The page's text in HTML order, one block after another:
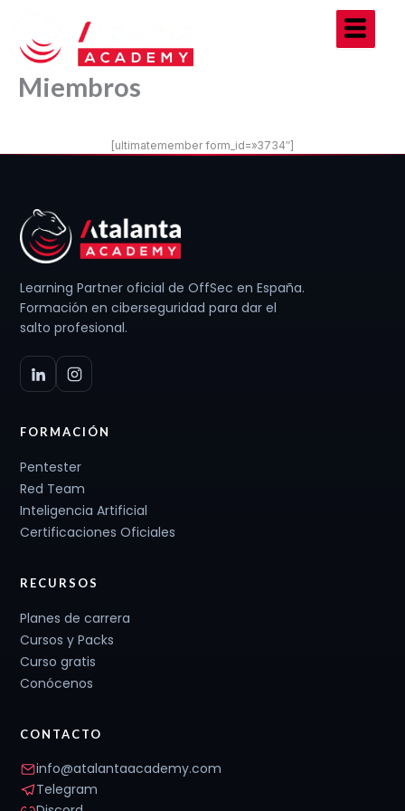
contenido
Miembros
[ultimatemember form_id=»3734″]
Learning Partner oficial de OffSec en España.
Formación en ciberseguridad para dar el
salto profesional.
FORMACIÓN
Pentester
Red Team
Inteligencia Artificial
Certificaciones Oficiales
RECURSOS
Planes de carrera
Cursos y Packs
Curso gratis
Conócenos
CONTACTO
info@atalantaacademy.com
Telegram